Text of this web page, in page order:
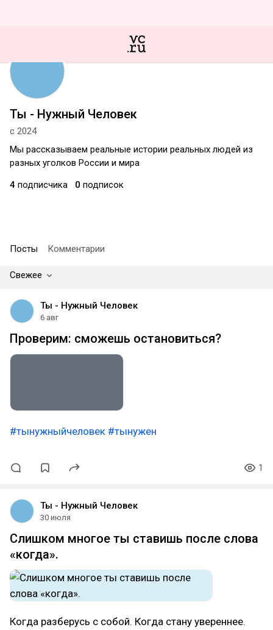
Ты - Нужный Человек
с 2024
Мы рассказываем реальные истории реальных людей из
разных уголков России и мира
4 подписчика 0 подписок
Посты Комментарии
Свежее
Ты - Нужный Человек
6 авг
Проверим: сможешь остановиться?
#тынужныйчеловек #тынужен
1
Ты - Нужный Человек
30 июля
Слишком многое ты ставишь после слова
«когда».
Когда разберусь с собой. Когда стану увереннее.